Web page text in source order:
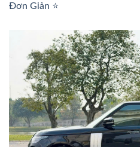
Đơn Giản ⭐